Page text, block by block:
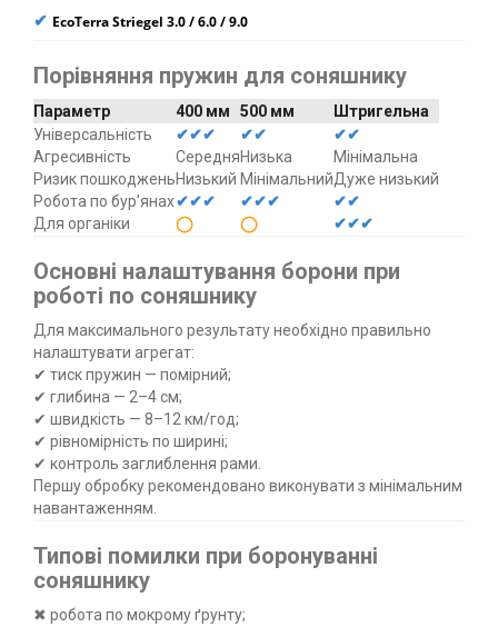
✔ EcoTerra Striegel 3.0 / 6.0 / 9.0
Порівняння пружин для соняшнику
Параметр 400 мм 500 мм
Штригельна
Універсальність
✔✔✔ ✔✔
✔✔
Агресивність
СередняНизька
Мінімальна
Ризик пошкодженьНизький МінімальнийДуже низький
Робота по бур’янах✔✔✔ ✔✔✔
✔✔
Для органіки
◯ ◯ ✔✔✔
Основні налаштування борони при
роботі по соняшнику
Для максимального результату необхідно правильно
налаштувати агрегат:
✔ тиск пружин — помірний;
✔ глибина — 2–4 см;
✔ швидкість — 8–12 км/год;
✔ рівномірність по ширині;
✔ контроль заглиблення рами.
Першу обробку рекомендовано виконувати з мінімальним
навантаженням.
Типові помилки при боронуванні
соняшнику
✖ робота по мокрому ґрунту;